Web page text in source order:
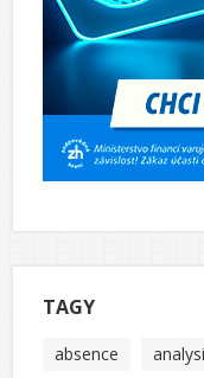
TAGY
absence